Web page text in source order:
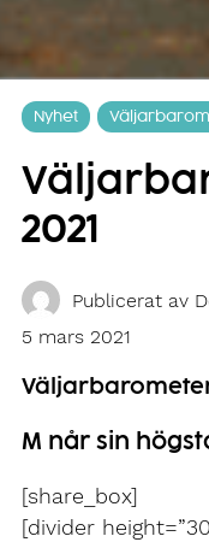
Nyhet
2021
Publicerat av
5 mars 2021
M når sin
[share_box]
[divider